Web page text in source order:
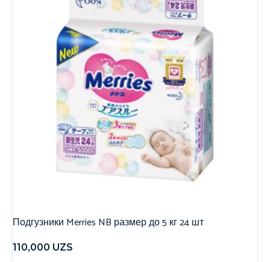
Подгузники Merries NB размер до 5 кг 24 шт
110,000 UZS